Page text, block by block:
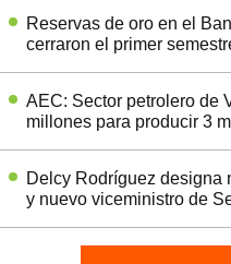
Reservas de oro en el
cerraron el primer
AEC: Sector petrolero de
millones para producir 3
Delcy Rodríguez designa
y nuevo viceministro de